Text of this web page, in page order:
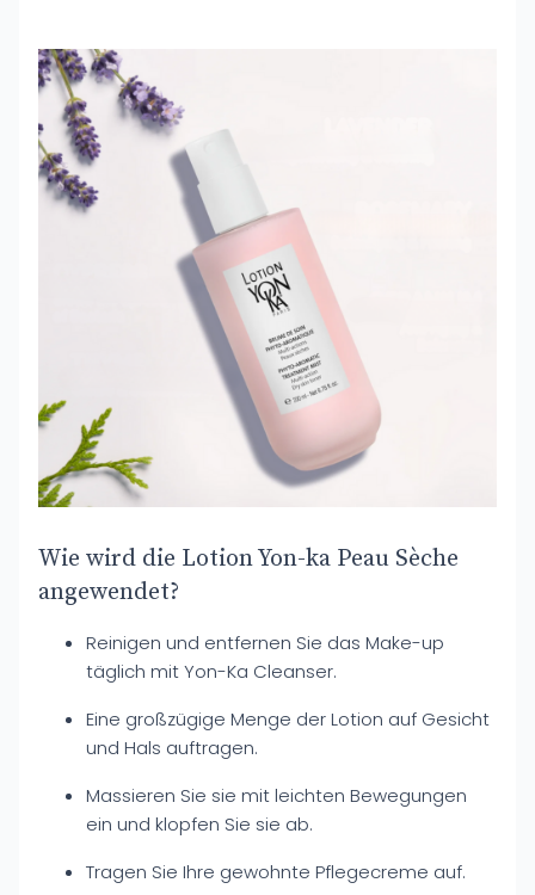
Wie wird die Lotion Yon-ka Peau Sèche
angewendet?
Reinigen und entfernen Sie das Make-up
täglich mit Yon-Ka Cleanser.
Eine großzügige Menge der Lotion auf Gesicht
und Hals auftragen.
Massieren Sie sie mit leichten Bewegungen
ein und klopfen Sie sie ab.
Tragen Sie Ihre gewohnte Pflegecreme auf.